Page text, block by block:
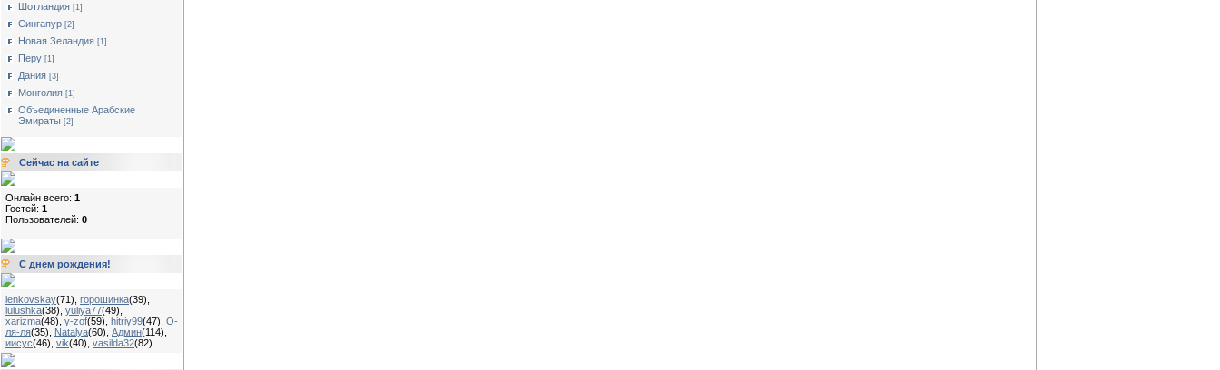
Шотландия [1]
Сингапур [2]
Новая Зеландия [1]
Перу [1]
Дания [3]
Монголия [1]
Объединенные Арабские
Эмираты [2]
Сейчас на сайте
Онлайн всего: 1
Гостей: 1
Пользователей: 0
С днем рождения!
lenkovskay(71) горошинка(39)
lulushka(38) yuliya77(49)
xarizma(48) y-zof(59) hitriy99(47) О-
ля-ля(35) Natalya(60) Админ(114)
иисус(46) vik(40) vasilda32(82)